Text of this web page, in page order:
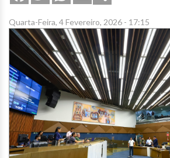
Quarta-Feira, 4 Fevereiro, 2026 - 17:15